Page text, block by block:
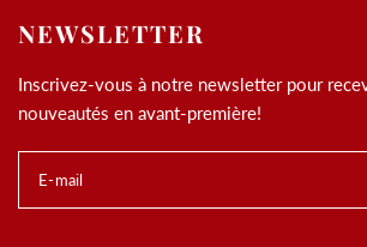
NEWSLETTER
Inscrivez-vous à notre newsletter pour
nouveautés en avant-première!
E-mail